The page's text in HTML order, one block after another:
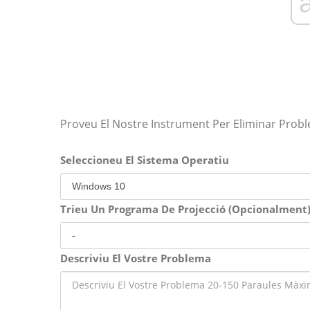
Proveu El Nostre Instrument Per Eliminar
Seleccioneu El Sistema Operatiu
Trieu Un Programa De Projecció (Opcionalment)
Descriviu El Vostre Problema